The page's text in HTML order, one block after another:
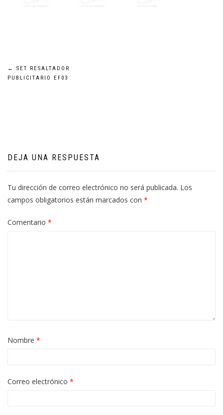
Navegación
←
SET RESALTADOR
PUBLICITARIO EF03
DEJA UNA RESPUESTA
Tu dirección de correo electrónico no será publicada. Los
campos obligatorios están marcados con *
Comentario *
Nombre *
Correo electrónico *